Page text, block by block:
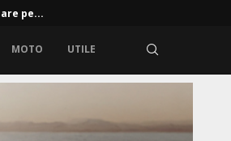
MMA de clasă compactă,...
MOTO UTILE